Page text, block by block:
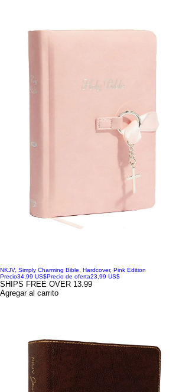
NKJV, Simply Charming Bible, Hardcover, Pink Edition
Precio34,99 US$Precio de oferta23,99 US$
SHIPS FREE OVER 13.99
Agregar al carrito